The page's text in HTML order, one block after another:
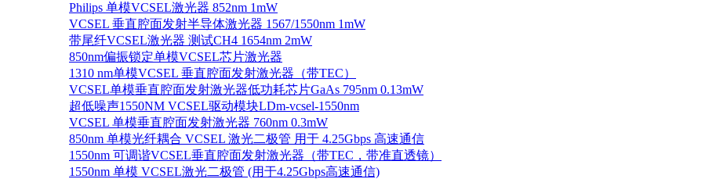
Philips 单模VCSEL激光器 852nm 1mW
VCSEL 垂直腔面发射半导体激光器 1567/1550nm 1mW
带尾纤VCSEL激光器 测试CH4 1654nm 2mW
850nm偏振锁定单模VCSEL芯片激光器
1310 nm单模VCSEL 垂直腔面发射激光器（带TEC）
VCSEL单模垂直腔面发射激光器低功耗芯片GaAs 795nm 0.13mW
超低噪声1550NM VCSEL驱动模块LDm-vcsel-1550nm
VCSEL 单模垂直腔面发射激光器 760nm 0.3mW
850nm 单模光纤耦合 VCSEL 激光二极管 用于 4.25Gbps 高速通信
1550nm 可调谐VCSEL垂直腔面发射激光器（带TEC，带准直透镜）
1550nm 单模 VCSEL激光二极管 (用于4.25Gbps高速通信)